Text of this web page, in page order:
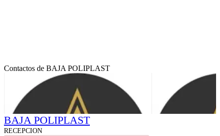
Contactos de BAJA POLIPLAST
BAJA POLIPLAST
RECEPCION